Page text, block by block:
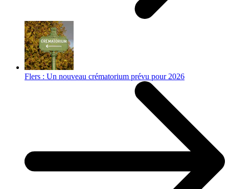
Flers : Un nouveau crématorium prévu pour 2026